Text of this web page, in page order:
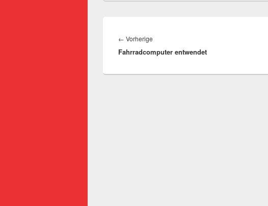
← Vorherige
Beitrag:
Fahrradcomputer entwendet